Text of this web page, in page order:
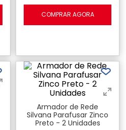
COMPRAR AGORA
Armador de Rede
Silvana Parafusar Zinco
Preto - 2 Unidades